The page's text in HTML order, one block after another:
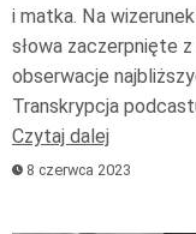
i matka. Na
słowa zaczerpnięte
obserwacje
Transkrypcja
Czytaj dalej
8 czerwca 2023